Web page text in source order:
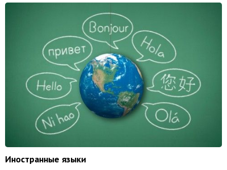
Иностранные языки